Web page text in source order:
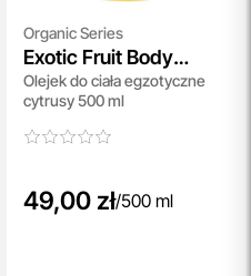
Organic Series
Exotic Fruit Body
Massage Oil
Olejek do ciała egzotyczne
cytrusy 500 ml
49,00 zł/500 ml